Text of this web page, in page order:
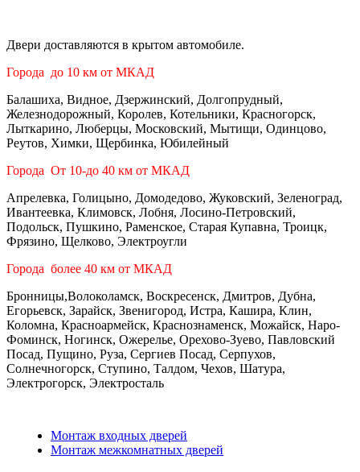
Двери доставляются в крытом автомобиле.
Города до 10 км от МКАД
Балашиха, Видное, Дзержинский, Долгопрудный,
Железнодорожный, Королев, Котельники, Красногорск,
Лыткарино, Люберцы, Московский, Мытищи, Одинцово,
Реутов, Химки, Щербинка, Юбилейный
Города От 10-до 40 км от МКАД
Апрелевка, Голицыно, Домодедово, Жуковский, Зеленоград,
Ивантеевка, Климовск, Лобня, Лосино-Петровский,
Подольск, Пушкино, Раменское, Старая Купавна, Троицк,
Фрязино, Щелково, Электроугли
Города более 40 км от МКАД
Бронницы,Волоколамск, Воскресенск, Дмитров, Дубна,
Егорьевск, Зарайск, Звенигород, Истра, Кашира, Клин,
Коломна, Красноармейск, Краснознаменск, Можайск, Наро-
Фоминск, Ногинск, Ожерелье, Орехово-Зуево, Павловский
Посад, Пущино, Руза, Сергиев Посад, Серпухов,
Солнечногорск, Ступино, Талдом, Чехов, Шатура,
Электрогорск, Электросталь
Монтаж входных дверей
Монтаж межкомнатных дверей